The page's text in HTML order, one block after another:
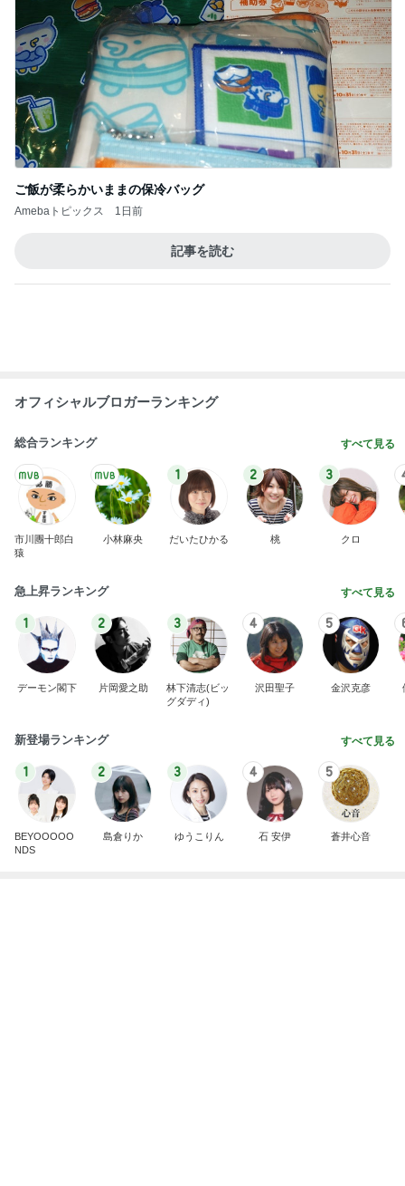
ご飯が柔らかいままの保冷バッグ
Amebaトピックス 1日前
記事を読む
オフィシャルブロガーランキング
総合ランキング すべて見る
市川團十郎白
猿
小林麻央
1
だいたひかる
2
桃
3
クロ
急上昇ランキング すべて見る
1
デーモン閣下
2
片岡愛之助
3
林下清志(ビッ
グダディ)
4
沢田聖子
5
金沢克彦
新登場ランキング すべて見る
1
BEYOOOOO
NDS
2
島倉りか
3
ゆうこりん
4
石 安伊
5
蒼井心音